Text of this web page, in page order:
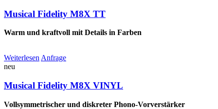
Musical Fidelity M8X TT
Warm und kraftvoll mit Details in Farben
WeiterlesenAnfrage
neu
Musical Fidelity M8X VINYL
Vollsymmetrischer und diskreter Phono-Vorverstärker